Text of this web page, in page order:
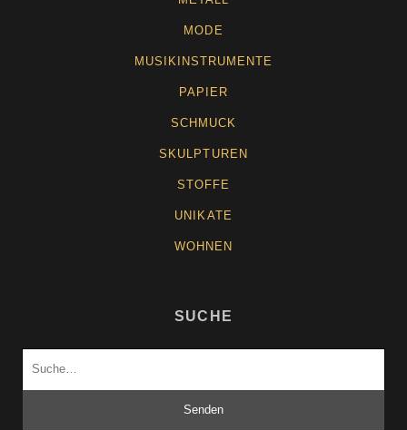
MODE
MUSIKINSTRUMENTE
PAPIER
SCHMUCK
SKULPTUREN
STOFFE
UNIKATE
WOHNEN
SUCHE